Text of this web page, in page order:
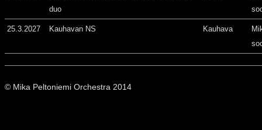
duo
25.3.2027 Kauhavan NS Kauhava
© Mika Peltoniemi Orchestra 2014